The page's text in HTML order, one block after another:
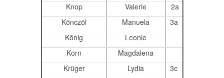
Knop
Valerie
2a
Könczöl
Manuela
3a
König
Leonie
Korn
Magdalena
Krüger
Lydia
3c